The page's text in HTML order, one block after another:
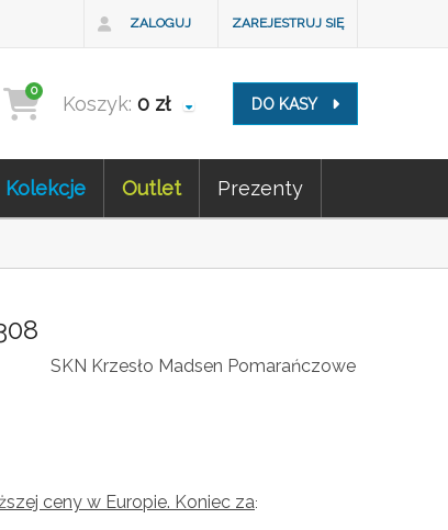
ZALOGUJ ZAREJESTRUJ SIĘ
Koszyk: 0 zł
0
DO KASY
Kolekcje Outlet Prezenty
SKN Krzesło Madsen Pomarańczowe
ceny w Europie. Koniec za: